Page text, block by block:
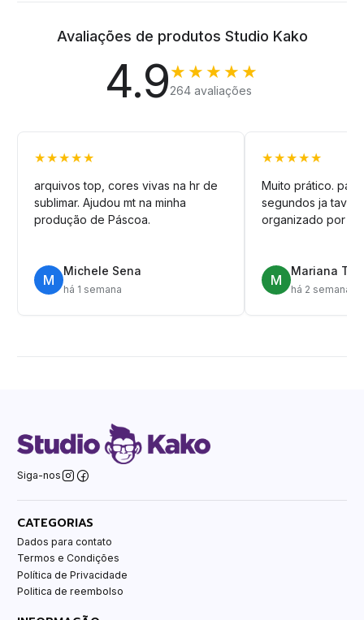
Avaliações de produtos Studio Kako
4.9★★★★★
264 avaliações
★★★★★
arquivos top, cores vivas na hr de
sublimar. Ajudou mt na minha
produção de Páscoa.
M
Michele Sena
há 1 semana
★★★★★
Muito prático.
segundos ja tava
organizado por
M
Mariana T.
há 2 semanas
Siga-nos
CATEGORIAS
Dados para contato
Termos e Condições
Política de Privacidade
Politica de reembolso